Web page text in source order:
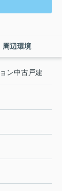
周辺環境
ン中古戸建